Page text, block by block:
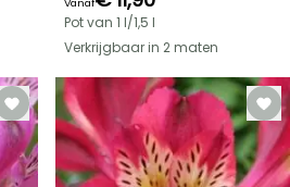
Pot van 1 l/1,5 l
Verkrijgbaar in 2 maten